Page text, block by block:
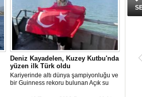
Deniz Kayadelen, Kuzey Kutbu'nda
yüzen ilk Türk oldu
Kariyerinde altı dünya şampiyonluğu ve
bir Guinness rekoru bulunan Açık su